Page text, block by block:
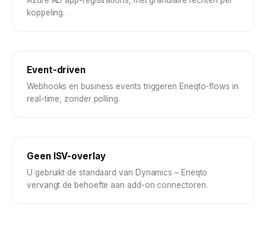
koppeling.
Event-driven
Webhooks en business events triggeren Eneqto-flows in
real-time, zonder polling.
Geen ISV-overlay
U gebruikt de standaard van Dynamics – Eneqto
vervangt de behoefte aan add-on connectoren.